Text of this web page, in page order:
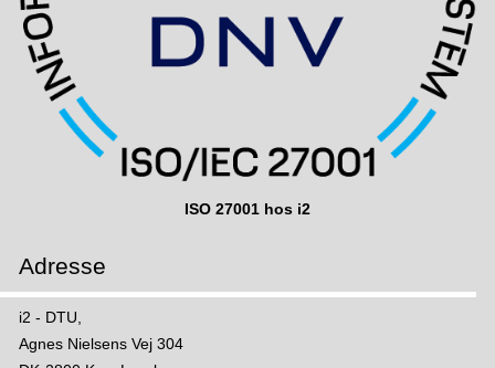
ISO 27001 hos i2
Adresse
i2 - DTU,
Agnes Nielsens Vej 304